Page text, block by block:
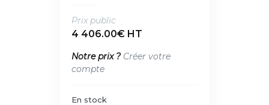
Prix public
4 406.00€ HT
Notre prix ? Créer votre
compte
En stock